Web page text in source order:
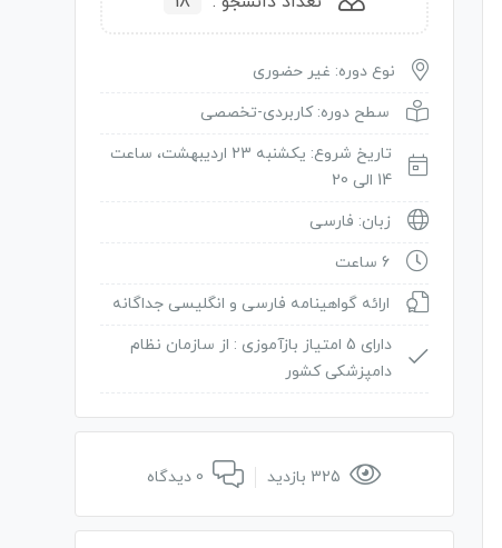
نوع دوره: غیر حضوری
سطح دوره: کاربردی-تخصصی
تاریخ شروع: یکشنبه 23 اردیبهشت، ساعت
14 الی 20
زبان: فارسی
6 ساعت
ارائه گواهینامه فارسی و انگلیسی جداگانه
دارای 5 امتیاز بازآموزی :
از سازمان نظام
دامپزشکی کشور